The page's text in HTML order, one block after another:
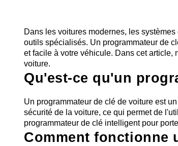
Dans les voitures modernes, les
outils spécialisés. Un programmateur de
et facile à votre véhicule. Dans cet
voiture.
Qu'est-ce qu'un
Un programmateur de clé de voiture est
sécurité de la voiture, ce qui permet de
programmateur de clé intelligent pour
Comment fonctionne